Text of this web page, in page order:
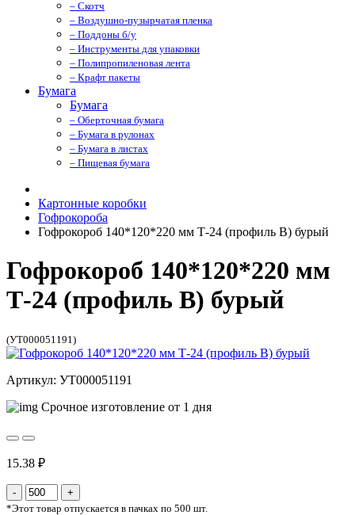
– Скотч
– Воздушно-пузырчатая пленка
– Поддоны б/у
– Инструменты для упаковки
– Полипропиленовая лента
– Крафт пакеты
Бумага
Бумага
– Оберточная бумага
– Бумага в рулонах
– Бумага в листах
– Пищевая бумага
Картонные коробки
Гофрокороба
Гофрокороб 140*120*220 мм Т-24 (профиль B) бурый
Гофрокороб 140*120*220 мм
Т-24 (профиль B) бурый
(УТ000051191)
Артикул: УТ000051191
Срочное изготовление от 1 дня
15.38 ₽
*Этот товар отпускается в пачках по 500 шт.